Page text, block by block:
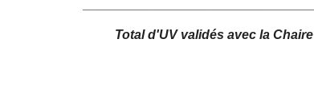
Total d'UV validés avec la Chaire